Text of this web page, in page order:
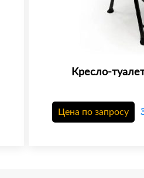
Кресло-
Цена по запросу